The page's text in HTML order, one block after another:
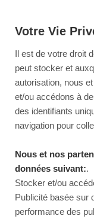
Votre Vie
Il est de votre droit
peut stocker et
autorisation, nous et
et/ou accédons à
des identifiants
navigation pour
Nous et nos
données suivant:.
Stocker et/ou
Publicité basée sur
performance des